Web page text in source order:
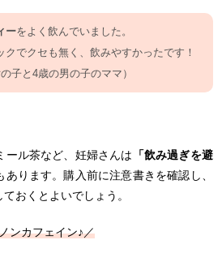
ーをよく飲んでいました。
クでクセも無く、飲みやすかったです！
の子と4歳の男の子のママ）
ール茶など、妊婦さんは
「飲み過ぎを避
あります。購入前に注意書きを確認し、
おくとよいでしょう。
ンカフェイン♪／